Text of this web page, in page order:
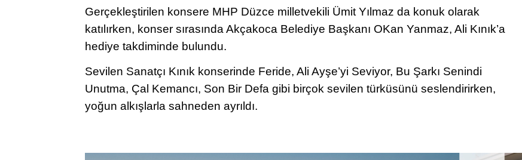
Gerçekleştirilen konsere MHP Düzce milletvekili Ümit Yılmaz da konuk olarak
katılırken, konser sırasında Akçakoca Belediye Başkanı OKan Yanmaz, Ali Kınık’a
hediye takdiminde bulundu.
Sevilen Sanatçı Kınık konserinde Feride, Ali Ayşe’yi Seviyor, Bu Şarkı Senindi
Unutma, Çal Kemancı, Son Bir Defa gibi birçok sevilen türküsünü seslendirirken,
yoğun alkışlarla sahneden ayrıldı.